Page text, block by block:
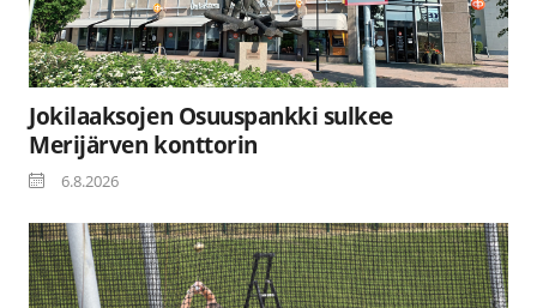
Jokilaaksojen Osuuspankki sulkee
Merijärven konttorin
6.8.2026